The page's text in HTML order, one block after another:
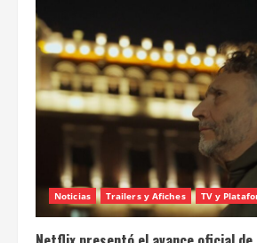
Noticias Trailers y Afiches TV y